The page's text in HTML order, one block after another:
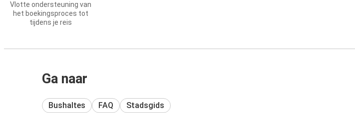
Vlotte ondersteuning van
het boekingsproces tot
tijdens je reis
Ga naar
Bushaltes FAQ Stadsgids